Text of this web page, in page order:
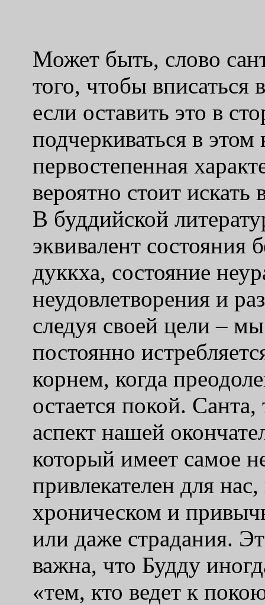
Может быть, слово
того, чтобы
если оставить это в
подчеркиваться в этом
первостепенная
вероятно стоит искать
В буддийской
эквивалент состояния
дуккха, состояние
неудовлетворения и
следуя своей цели –
постоянно
корнем, когда
остается покой.
аспект нашей
который имеет самое
привлекателен для
хроническом и
или даже страдания.
важна, что Будду
«тем, кто ведет к